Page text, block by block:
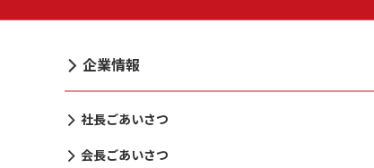
企業情報
社長ごあいさつ
会長ごあいさつ